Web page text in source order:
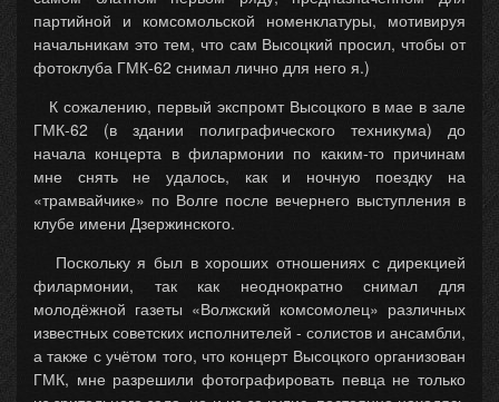
партийной и комсомольской номенклатуры, мотивируя
начальникам это тем, что сам Высоцкий просил, чтобы от
фотоклуба ГМК-62 снимал лично для него я.)
К сожалению, первый экспромт Высоцкого в мае в зале
ГМК-62 (в здании полиграфического техникума) до
начала концерта в филармонии по каким-то причинам
мне снять не удалось, как и ночную поездку на
«трамвайчике» по Волге после вечернего выступления в
клубе имени Дзержинского.
Поскольку я был в хороших отношениях с дирекцией
филармонии, так как неоднократно снимал для
молодёжной газеты «Волжский комсомолец» различных
известных советских исполнителей - солистов и ансамбли,
а также с учётом того, что концерт Высоцкого организован
ГМК, мне разрешили фотографировать певца не только